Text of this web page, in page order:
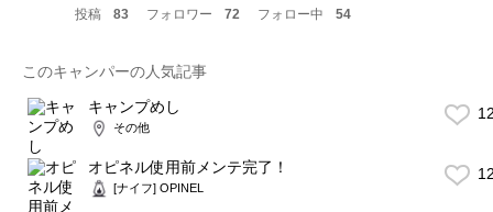
投稿
83 フォロワー 72 フォロー中 54
このキャンパーの人気記事
キャンプめし
その他
オピネル使用前メンテ完了！
[ナイフ] OPINEL